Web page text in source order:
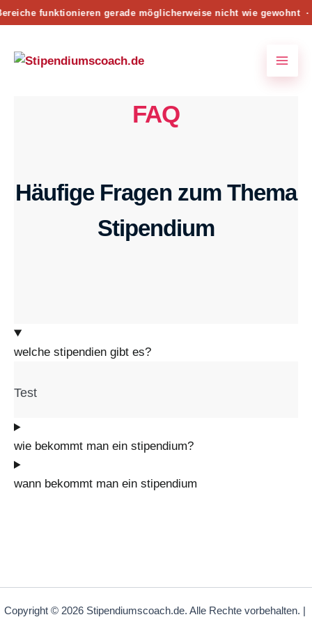
funktionieren gerade möglicherweise nicht wie gewohnt
Zum
Inhalt
FAQ
Häufige Fragen zum Thema
Stipendium
welche stipendien gibt es?
Test
wie bekommt man ein stipendium?
wann bekommt man ein stipendium
Copyright © 2026 Stipendiumscoach.de. Alle Rechte vorbehalten. |